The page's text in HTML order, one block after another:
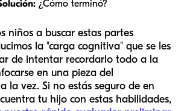
¿Cómo terminó?
niños a buscar estas partes
la "carga cognitiva" que se les
de intentar recordarlo todo a la
en una pieza del
la vez. Si no estás seguro de en
tu hijo con estas habilidades,